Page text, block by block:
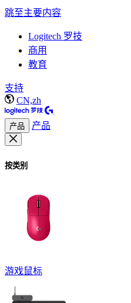
跳至主要内容
Logitech 罗技
商用
教育
支持
CN,zh
产品 产品
按类别
游戏鼠标